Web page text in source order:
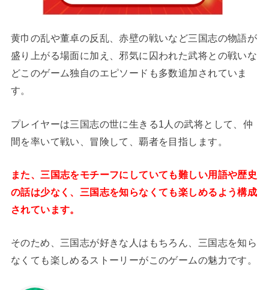
黄巾の乱や董卓の反乱、赤壁の戦いなど三国志の物語が
盛り上がる場面に加え、邪気に囚われた武将との戦いな
どこのゲーム独自のエピソードも多数追加されていま
す。
プレイヤーは三国志の世に生きる1人の武将として、仲
間を率いて戦い、冒険して、覇者を目指します。
また、三国志をモチーフにしていても難しい用語や歴史
の話は少なく、三国志を知らなくても楽しめるよう構成
されています。
そのため、三国志が好きな人はもちろん、三国志を知ら
なくても楽しめるストーリーがこのゲームの魅力です。